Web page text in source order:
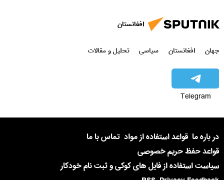
افغانستان
جهان افغانستان سیاسی تحلیل و مقالات
Telegram
در باره ما قواعد استفاده از مواد تماس با ما
قواعد حفظ حریم خصوصی
سیاست استفاده از فایل های کوکی و ثبت نام خودکار